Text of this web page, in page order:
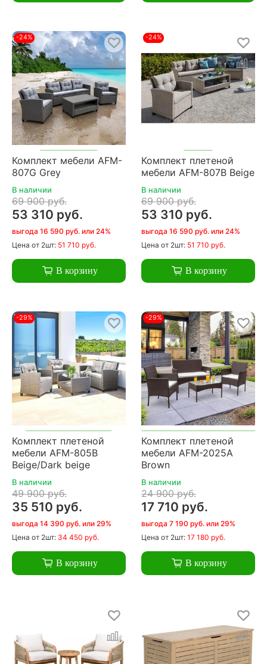
-24%
Комплект мебели AFM-
807G Grey
В наличии
69 900 руб.
53 310 руб.
выгода 16 590 руб. или 24%
Цена от 2шт: 51 710 руб.
В корзину
-24%
Комплект плетеной
мебели AFM-807B Beige
В наличии
69 900 руб.
53 310 руб.
выгода 16 590 руб. или 24%
Цена от 2шт: 51 710 руб.
В корзину
-29%
Комплект плетеной
мебели AFM-805B
Beige/Dark beige
В наличии
49 900 руб.
35 510 руб.
выгода 14 390 руб. или 29%
Цена от 2шт: 34 450 руб.
В корзину
-29%
Комплект плетеной
мебели AFM-2025A
Brown
В наличии
24 900 руб.
17 710 руб.
выгода 7 190 руб. или 29%
Цена от 2шт: 17 180 руб.
В корзину